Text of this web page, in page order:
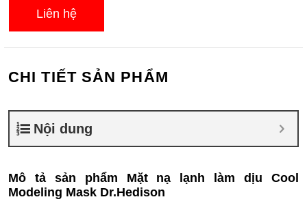
Liên hệ
CHI TIẾT SẢN PHẨM
Nội dung
Mô tả sản phẩm Mặt nạ lạnh làm dịu Cool
Modeling Mask Dr.Hedison